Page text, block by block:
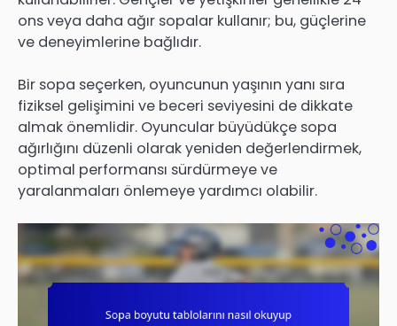
ons veya daha ağır sopalar kullanır; bu, güçlerine
ve deneyimlerine bağlıdır.
Bir sopa seçerken, oyuncunun yaşının yanı sıra
fiziksel gelişimini ve beceri seviyesini de dikkate
almak önemlidir. Oyuncular büyüdükçe sopa
ağırlığını düzenli olarak yeniden değerlendirmek,
optimal performansı sürdürmeye ve
yaralanmaları önlemeye yardımcı olabilir.